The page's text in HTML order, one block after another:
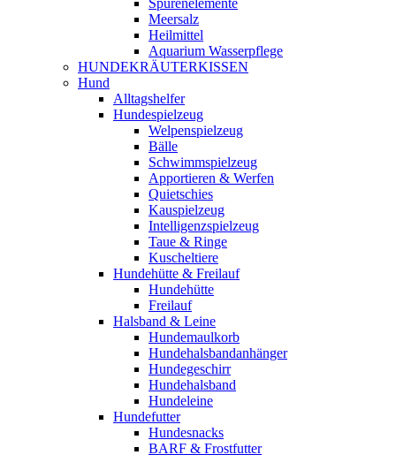
Spurenelemente
Meersalz
Heilmittel
Aquarium Wasserpflege
HUNDEKRÄUTERKISSEN
Hund
Alltagshelfer
Hundespielzeug
Welpenspielzeug
Bälle
Schwimmspielzeug
Apportieren & Werfen
Quietschies
Kauspielzeug
Intelligenzspielzeug
Taue & Ringe
Kuscheltiere
Hundehütte & Freilauf
Hundehütte
Freilauf
Halsband & Leine
Hundemaulkorb
Hundehalsbandanhänger
Hundegeschirr
Hundehalsband
Hundeleine
Hundefutter
Hundesnacks
BARF & Frostfutter